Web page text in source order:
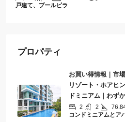
アパート、コンドミニアム
プロパティ
お買い得情報｜市
リゾート・ホアヒ
ドミニアム｜わず
2 2
コンドミニアムとア